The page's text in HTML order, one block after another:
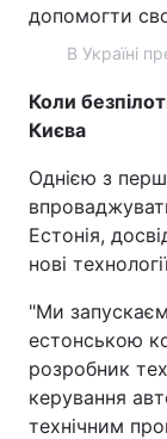
допомогти
В Україні
Коли
Києва
Однією з
Естонія,
нові
"Ми
естонською
розробник
керування
технічним